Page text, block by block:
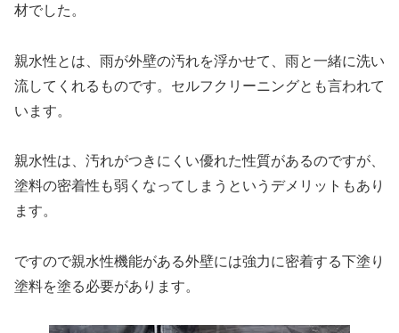
材でした。
親水性とは、雨が外壁の汚れを浮かせて、雨と一緒に洗い
流してくれるものです。セルフクリーニングとも言われて
います。
親水性は、汚れがつきにくい優れた性質があるのですが、
塗料の密着性も弱くなってしまうというデメリットもあり
ます。
ですので親水性機能がある外壁には強力に密着する下塗り
塗料を塗る必要があります。